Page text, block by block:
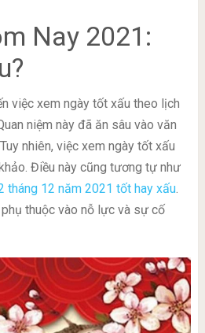
Nay 2021:
việc xem ngày tốt xấu theo lịch
niệm này đã ăn sâu vào văn
nhiên, việc xem ngày tốt xấu
Điều này cũng tương tự như
tháng 12 năm 2021 tốt hay xấu.
thuộc vào nỗ lực và sự cố